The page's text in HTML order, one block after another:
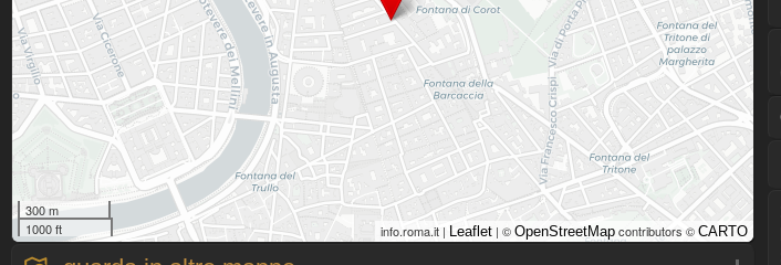
300 m
1000 ft
info.roma.it | Leaflet | © OpenStreetMap contributors © CARTO